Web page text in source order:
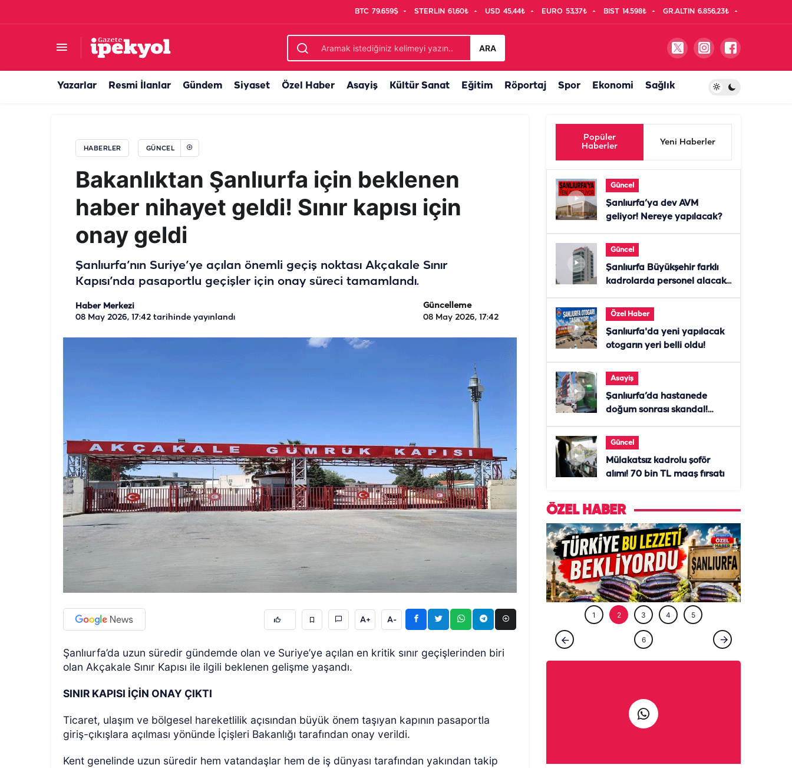
BTC 79.659$ STERLIN 61,60₺ USD 45,44₺ EURO 53,37₺ BIST 14.598₺ GR.ALTIN 6.856,23₺
ARA
Yazarlar Resmi İlanlar Gündem Siyaset Özel Haber Asayiş Kültür Sanat Eğitim Röportaj Spor Ekonomi Sağlık
HABERLER GÜNCEL
Bakanlıktan Şanlıurfa için beklenen
haber nihayet geldi! Sınır kapısı için
onay geldi
Şanlıurfa’nın Suriye’ye açılan önemli geçiş noktası Akçakale Sınır
Kapısı’nda pasaportlu geçişler için onay süreci tamamlandı.
Haber Merkezi
08 May 2026, 17:42 tarihinde yayınlandı
Güncelleme
08 May 2026, 17:42
A+ A-
Şanlıurfa’da uzun süredir gündemde olan ve Suriye’ye açılan en kritik sınır geçişlerinden biri
olan Akçakale Sınır Kapısı ile ilgili beklenen gelişme yaşandı.
SINIR KAPISI İÇİN ONAY ÇIKTI
Ticaret, ulaşım ve bölgesel hareketlilik açısından büyük önem taşıyan kapının pasaportla
giriş-çıkışlara açılması yönünde İçişleri Bakanlığı tarafından onay verildi.
Kent genelinde uzun süredir hem vatandaşlar hem de iş dünyası tarafından yakından takip
Popüler
Haberler
Yeni Haberler
Güncel
Şanlıurfa’ya dev AVM
geliyor! Nereye yapılacak?
Güncel
Şanlıurfa Büyükşehir farklı
kadrolarda personel alacak!
Özel Haber
Şanlıurfa'da yeni yapılacak
otogarın yeri belli oldu!
Asayiş
Şanlıurfa’da hastanede
doğum sonrası skandal!
Güncel
Mülakatsız kadrolu şoför
alımı! 70 bin TL maaş fırsatı
ÖZEL HABER
ÖZEL HABER
Tarladan patlıcan kebabına uzanan lezzet
1 2 3 4 5
6